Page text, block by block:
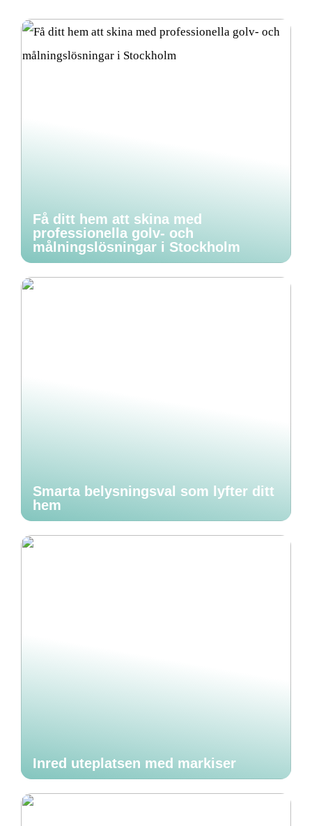
Få ditt hem att skina med
professionella golv- och
målningslösningar i Stockholm
Smarta belysningsval som lyfter ditt
hem
Inred uteplatsen med markiser